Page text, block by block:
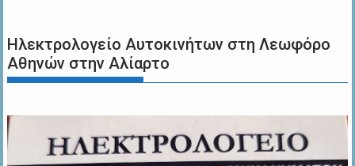
Ηλεκτρολογείο Αυτοκινήτων στη Λεωφόρο
Αθηνών στην Αλίαρτο